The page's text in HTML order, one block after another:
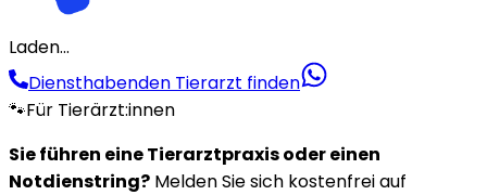
Laden...
Diensthabenden Tierarzt finden
🐾Für Tierärzt:innen
Sie führen eine Tierarztpraxis oder einen
Notdienstring? Melden Sie sich kostenfrei auf